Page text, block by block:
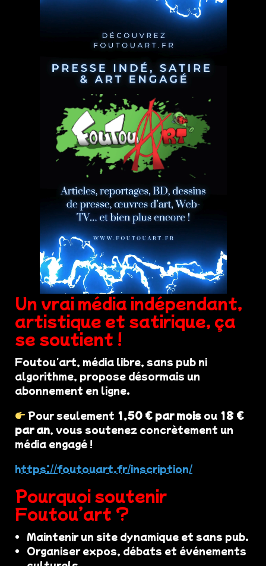
Un vrai média indépendant,
artistique et satirique, ça
se soutient !
Foutou'art, média libre, sans pub ni
algorithme, propose désormais un
abonnement en ligne.
Pour seulement 1,50 € par mois ou 18 €
par an, vous soutenez concrètement un
média engagé !
https://foutouart.fr/inscription/
Pourquoi soutenir
Foutou’art ?
Maintenir un site dynamique et sans pub.
Organiser expos, débats et événements